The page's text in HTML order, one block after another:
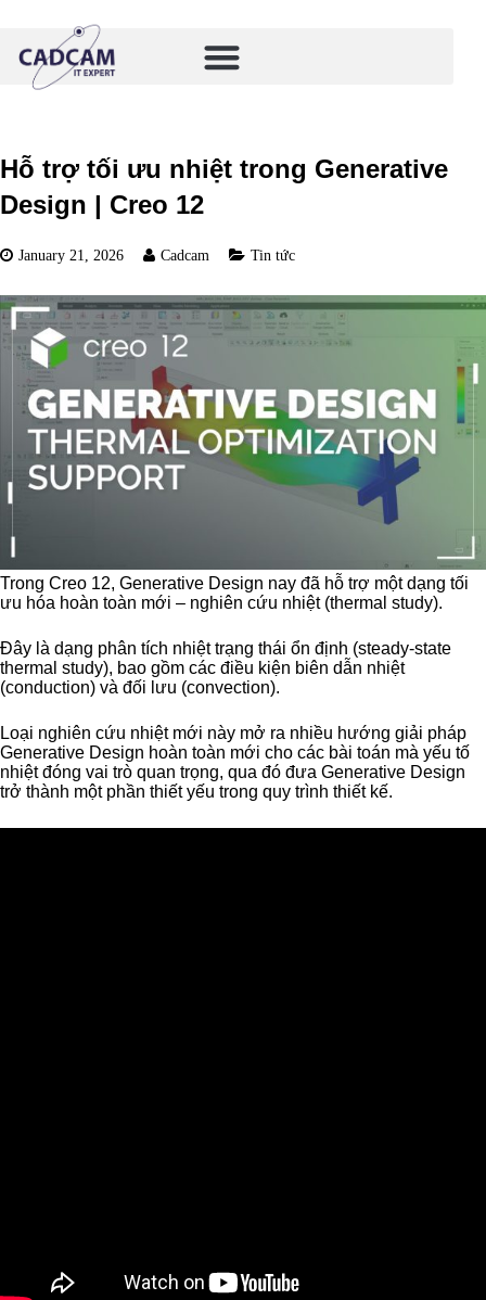
Hỗ trợ tối ưu nhiệt trong Generative
Design | Creo 12
January 21, 2026 Cadcam Tin tức
Trong Creo 12, Generative Design nay đã hỗ trợ một dạng tối
ưu hóa hoàn toàn mới – nghiên cứu nhiệt (thermal study).
Đây là dạng phân tích nhiệt trạng thái ổn định (steady-state
thermal study), bao gồm các điều kiện biên dẫn nhiệt
(conduction) và đối lưu (convection).
Loại nghiên cứu nhiệt mới này mở ra nhiều hướng giải pháp
Generative Design hoàn toàn mới cho các bài toán mà yếu tố
nhiệt đóng vai trò quan trọng, qua đó đưa Generative Design
trở thành một phần thiết yếu trong quy trình thiết kế.